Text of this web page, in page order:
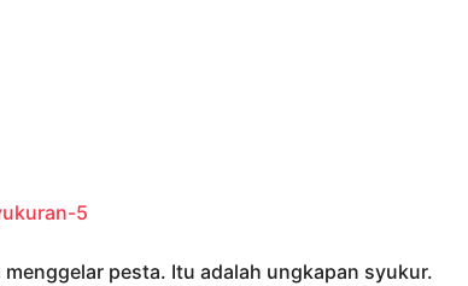
pesta. Itu adalah ungkapan syukur.